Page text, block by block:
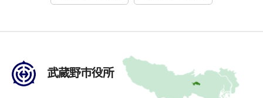
武蔵野市役所